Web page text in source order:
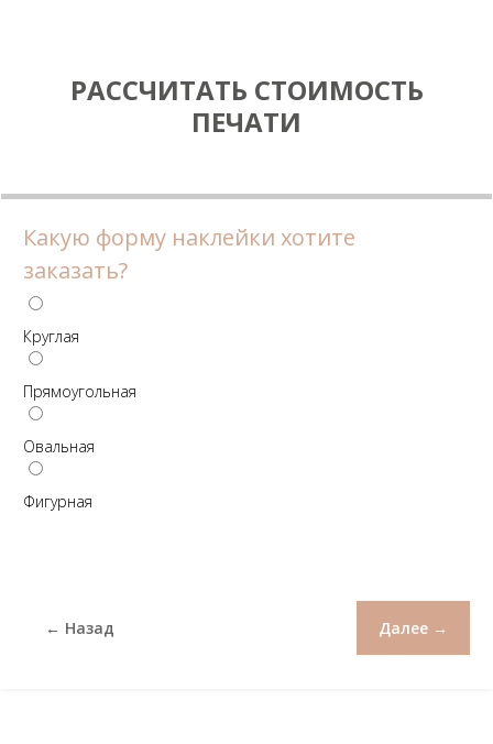
РАССЧИТАТЬ СТОИМОСТЬ
ПЕЧАТИ
Какую форму наклейки хотите
заказать?
Круглая
Прямоугольная
Овальная
Фигурная
← Назад Далее →